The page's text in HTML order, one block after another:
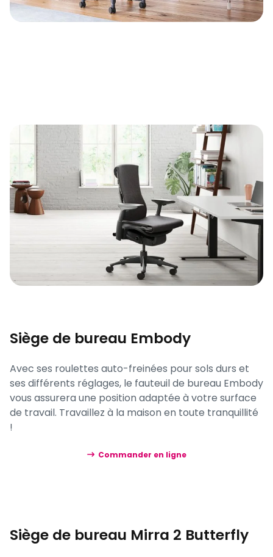
Siège de bureau Embody
Avec ses roulettes auto-freinées pour sols durs et
ses différents réglages, le fauteuil de bureau Embody
vous assurera une position adaptée à votre surface
de travail. Travaillez à la maison en toute tranquillité
!
Commander en ligne
Siège de bureau Mirra 2 Butterfly